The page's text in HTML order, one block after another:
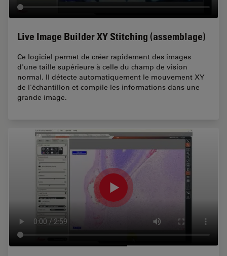
Live Image Builder XY Stitching (assemblage)
Ce logiciel permet de créer rapidement des images
d'une taille supérieure à celle du champ de vision
normal. Il détecte automatiquement le mouvement XY
de l'échantillon et compile les informations dans une
grande image.